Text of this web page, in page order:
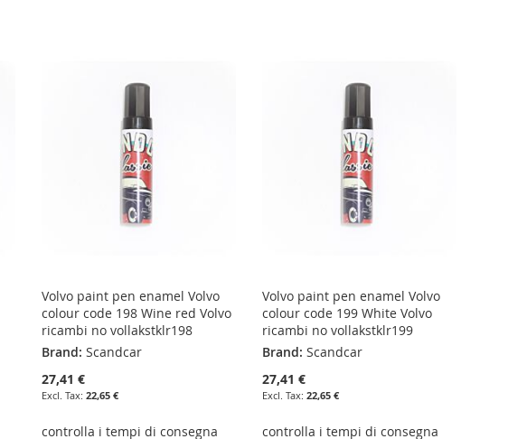
Volvo paint pen enamel Volvo
colour code 198 Wine red Volvo
ricambi no vollakstklr198
Brand: Scandcar
27,41 €
22,65 €
controlla i tempi di consegna
Volvo paint pen enamel Volvo
colour code 199 White Volvo
ricambi no vollakstklr199
Brand: Scandcar
27,41 €
22,65 €
controlla i tempi di consegna